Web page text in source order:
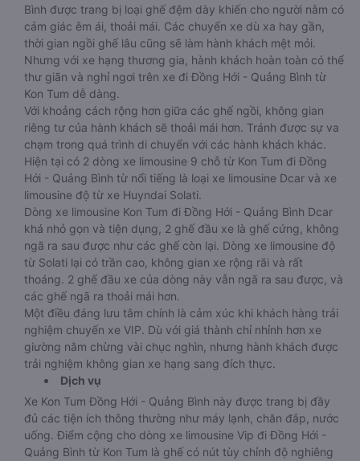
Bình được trang bị loại ghế đệm dày khiến cho người nằm có
cảm giác êm ái, thoải mái. Các chuyến xe dù xa hay gần,
thời gian ngồi ghế lâu cũng sẽ làm hành khách mệt mỏi.
Nhưng với xe hạng thương gia, hành khách hoàn toàn có thể
thư giãn và nghỉ ngơi trên xe đi Đồng Hới - Quảng Bình từ
Kon Tum dễ dàng.
Với khoảng cách rộng hơn giữa các ghế ngồi, không gian
riêng tư của hành khách sẽ thoải mái hơn. Tránh được sự va
chạm trong quá trình di chuyển với các hành khách khác.
Hiện tại có 2 dòng xe limousine 9 chỗ từ Kon Tum đi Đồng
Hới - Quảng Bình từ nổi tiếng là loại xe limousine Dcar và xe
limousine độ từ xe Huyndai Solati.
Dòng xe limousine Kon Tum đi Đồng Hới - Quảng Bình Dcar
khá nhỏ gọn và tiện dụng, 2 ghế đầu xe là ghế cứng, không
ngã ra sau được như các ghế còn lại. Dòng xe limousine độ
từ Solati lại có trần cao, không gian xe rộng rãi và rất
thoáng. 2 ghế đầu xe của dòng này vẫn ngã ra sau được, và
các ghế ngã ra thoải mái hơn.
Một điều đáng lưu tâm chính là cảm xúc khi khách hàng trải
nghiệm chuyến xe VIP. Dù với giá thành chỉ nhỉnh hơn xe
giường nằm chừng vài chục nghìn, nhưng hành khách được
trải nghiệm không gian xe hạng sang đích thực.
Dịch vụ
Xe Kon Tum Đồng Hới - Quảng Bình này được trang bị đầy
đủ các tiện ích thông thường như máy lạnh, chăn đắp, nước
uống. Điểm cộng cho dòng xe limousine Vip đi Đồng Hới -
Quảng Bình từ Kon Tum là ghế có nút tùy chỉnh độ nghiêng